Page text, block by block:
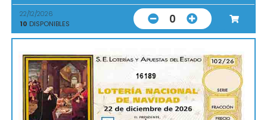
22/12/2026
10 DISPONIBLES 0
16189